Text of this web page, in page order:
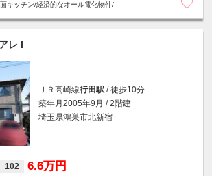
面キッチン/経済的なオール電化物件/
レ I
ＪＲ高崎線行田駅 / 徒歩10分
築年月2005年9月 / 2階建
埼玉県鴻巣市北新宿
102 6.6万円